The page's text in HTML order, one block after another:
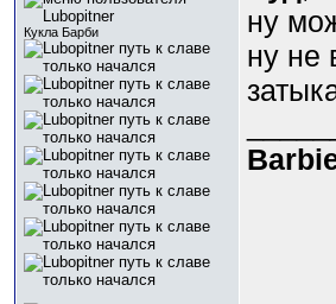
Кукла Барби
ну
ну не